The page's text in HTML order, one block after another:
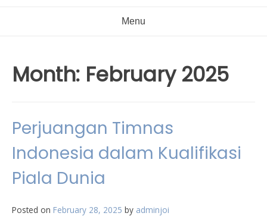
Menu
Month: February 2025
Perjuangan Timnas
Indonesia dalam Kualifikasi
Piala Dunia
Posted on February 28, 2025 by adminjoi